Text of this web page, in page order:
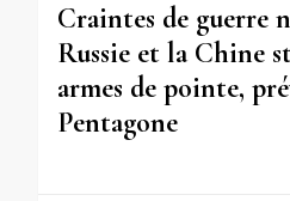
Craintes de guerre
Russie et la Chine
armes de pointe,
Pentagone